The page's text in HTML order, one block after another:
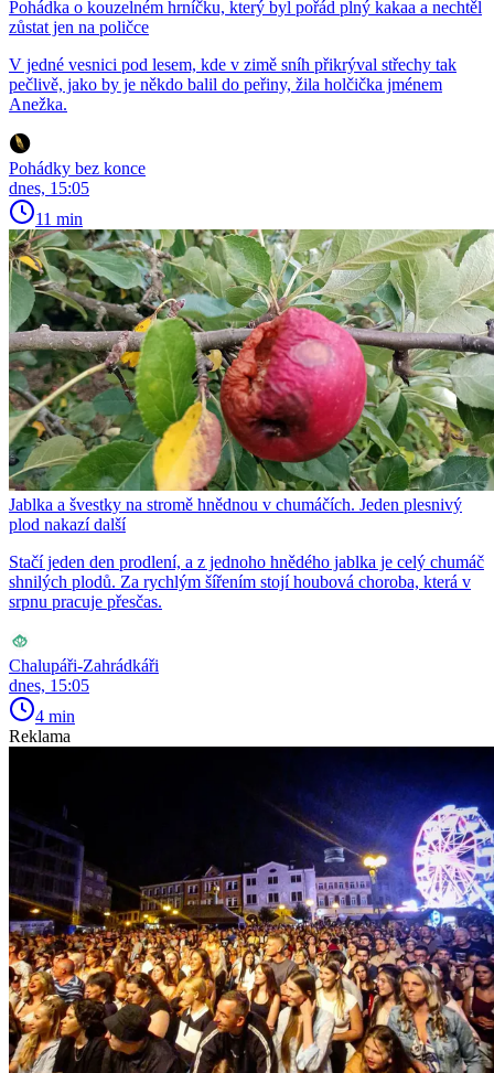
Pohádka o kouzelném hrníčku, který byl pořád plný kakaa a nechtěl
zůstat jen na poličce
V jedné vesnici pod lesem, kde v zimě sníh přikrýval střechy tak
pečlivě, jako by je někdo balil do peřiny, žila holčička jménem
Anežka.
Pohádky bez konce
dnes, 15:05
11 min
Jablka a švestky na stromě hnědnou v chumáčích. Jeden plesnivý
plod nakazí další
Stačí jeden den prodlení, a z jednoho hnědého jablka je celý chumáč
shnilých plodů. Za rychlým šířením stojí houbová choroba, která v
srpnu pracuje přesčas.
Chalupáři-Zahrádkáři
dnes, 15:05
4 min
Reklama